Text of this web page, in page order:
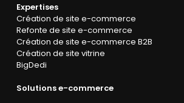
Expertises
Création de site e-commerce
Refonte de site e-commerce
Création de site e-commerce B2B
Création de site vitrine
BigDedi
Solutions e-commerce